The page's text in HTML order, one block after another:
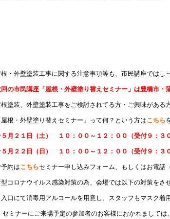
・外壁塗装工事に関する注意事項等も、市民講座ではし
の市民講座「屋根・外壁塗り替えセミナー」は豊橋市・
塗装、外壁塗装工事をご検討されてる方・ご興味がある
根・外壁塗り替えセミナー」って何？という方はこちら
月２１日（土） １０：００～１２：００（受付９：
月２２日（日） １０：００～１２：００（受付９：
約はこちらセミナー申し込みフォーム、もしくはお電話
コロナウイルス感染対策の為、会場では以下の対策をさ
口にて消毒用アルコールを用意し、スタッフもマスク着
セミナーにご来場予定の参加者のお客様におかれましては